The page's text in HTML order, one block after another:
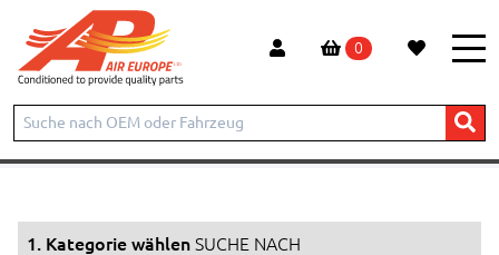
0
Start Produkte
SUCHE NACH PRODUKTKATEGORIE
Klimakompressoren DENSO PowerEdge
1. Kategorie wählen SUCHE NACH